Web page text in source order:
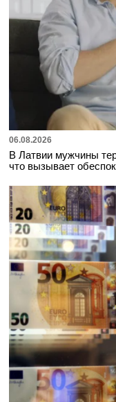
06.08.2026
В Латвии мужчины
что вызывает